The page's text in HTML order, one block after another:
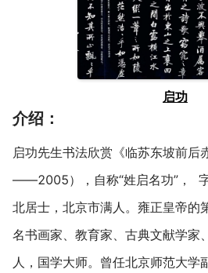
启功
介绍：
启功先生书法欣赏《临苏东坡前
——2005），自称“姓启名功”，
北居士，北京市满人。雍正皇帝的
名书画家、教育家、古典文献学家
人，国学大师。曾任北京师范大学